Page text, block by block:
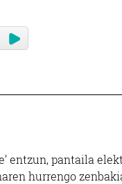
entzun, pantaila
hurrengo